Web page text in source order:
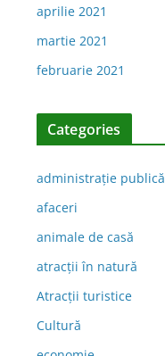
aprilie 2021
martie 2021
februarie 2021
Categories
administraţie publică
afaceri
animale de casă
atracții în natură
Atracții turistice
Cultură